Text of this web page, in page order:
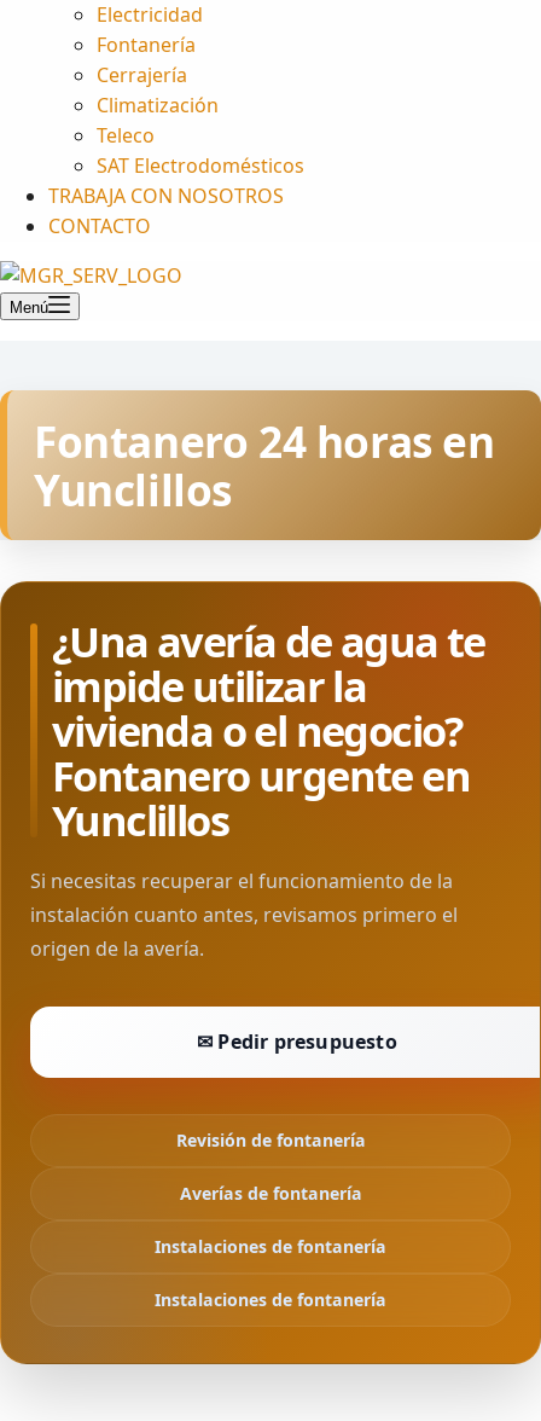
Electricidad
Fontanería
Cerrajería
Climatización
Teleco
SAT Electrodomésticos
TRABAJA CON NOSOTROS
CONTACTO
Menú
Fontanero 24 horas en
Yunclillos
¿Una avería de agua te
impide utilizar la
vivienda o el negocio?
Fontanero urgente en
Yunclillos
Si necesitas recuperar el funcionamiento de la
instalación cuanto antes, revisamos primero el
origen de la avería.
✉ Pedir presupuesto
Revisión de fontanería
Averías de fontanería
Instalaciones de fontanería
Instalaciones de fontanería